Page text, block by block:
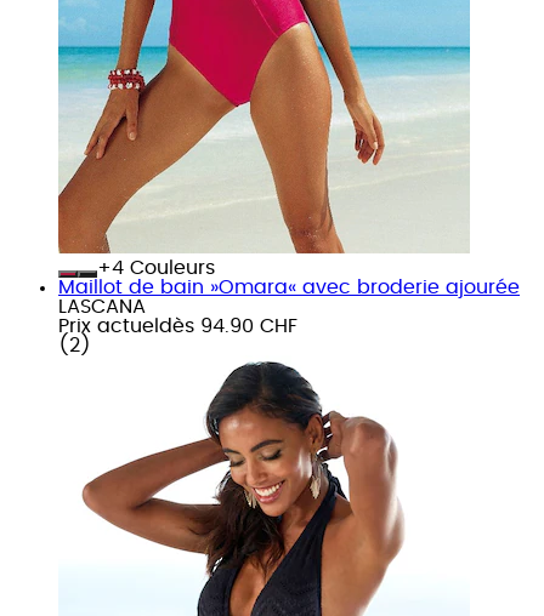
+
Couleurs
Maillot de bain »Omara« avec broderie ajourée
LASCANA
Prix actuel dès 94.90 CHF
( 2 )